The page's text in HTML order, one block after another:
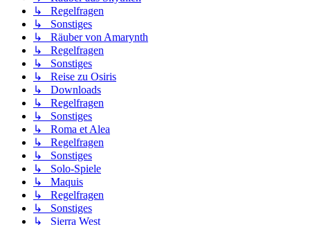
↳ Regelfragen
↳ Sonstiges
↳ Räuber von Amarynth
↳ Regelfragen
↳ Sonstiges
↳ Reise zu Osiris
↳ Downloads
↳ Regelfragen
↳ Sonstiges
↳ Roma et Alea
↳ Regelfragen
↳ Sonstiges
↳ Solo-Spiele
↳ Maquis
↳ Regelfragen
↳ Sonstiges
↳ Sierra West